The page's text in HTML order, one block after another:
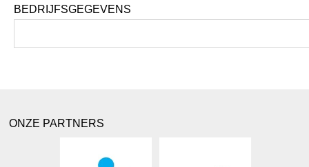
BEDRIJFSGEGEVENS
ONZE PARTNERS